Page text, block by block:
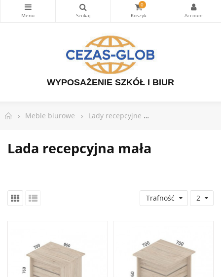
0
WYPOSAŻENIE SZKÓŁ I BIUR
Meble biurowe Lady recepcyjne
Lada recepcyjna mała
Trafność 2